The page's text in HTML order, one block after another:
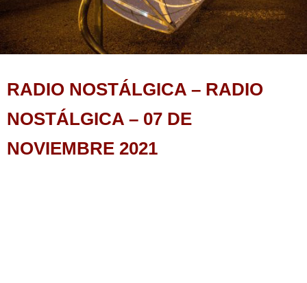
RADIO NOSTÁLGICA – RADIO
NOSTÁLGICA – 07 DE
NOVIEMBRE 2021